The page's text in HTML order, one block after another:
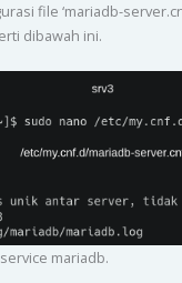
file ‘mariadb-
dibawah ini.
mariadb.